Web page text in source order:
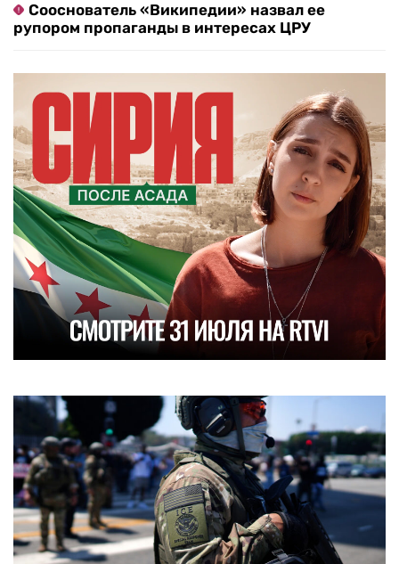
Сооснователь «Википедии» назвал ее
рупором пропаганды в интересах ЦРУ